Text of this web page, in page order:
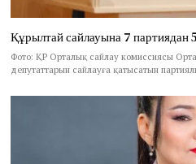
Құрылтай сайлауына 7 партиядан
Фото: ҚР Орталық сайлау комиссиясы
депутаттарын сайлауға қатысатын